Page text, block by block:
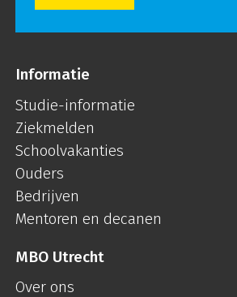
Informatie
Studie-informatie
Ziekmelden
Schoolvakanties
Ouders
Bedrijven
Mentoren en decanen
MBO Utrecht
Over ons